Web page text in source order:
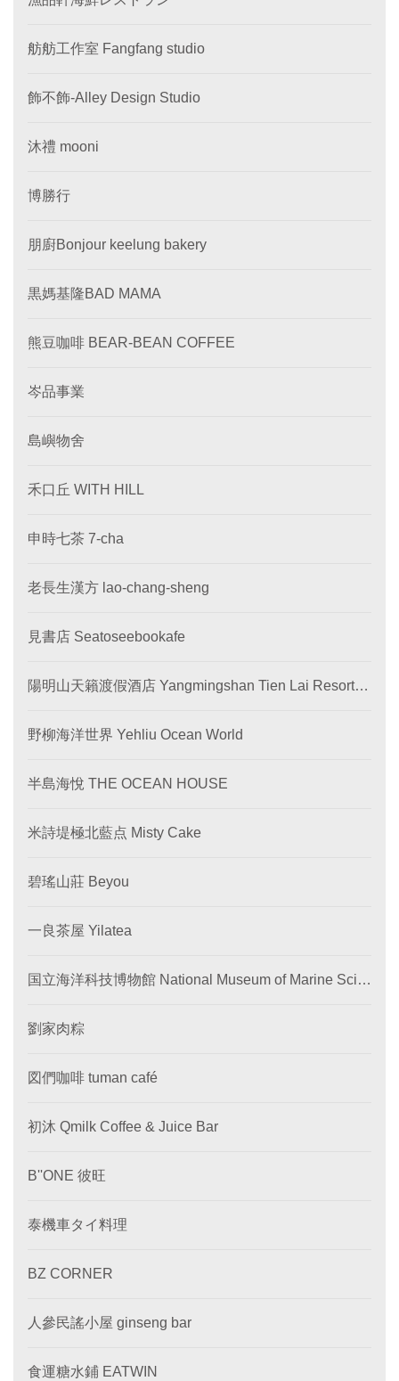
舫舫工作室 Fangfang studio
飾不飾-Alley Design Studio
沐禮 mooni
博勝行
朋廚Bonjour keelung bakery
黒媽基隆BAD MAMA
熊豆咖啡 BEAR-BEAN COFFEE
岑品事業
島嶼物舍
禾口丘 WITH HILL
申時七茶 7-cha
老長生漢方 lao-chang-sheng
見書店 Seatoseebookafe
陽明山天籟渡假酒店 Yangmingshan Tien Lai Resort &
野柳海洋世界 Yehliu Ocean World
半島海悅 THE OCEAN HOUSE
米詩堤極北藍点 Misty Cake
碧瑤山莊 Beyou
一良茶屋 Yilatea
国立海洋科技博物館 National Museum of Marine Scie
劉家肉粽
図們咖啡 tuman café
初沐 Qmilk Coffee & Juice Bar
B''ONE 彼旺
泰機車タイ料理
BZ CORNER
人參民謠小屋 ginseng bar
食運糖水鋪 EATWIN